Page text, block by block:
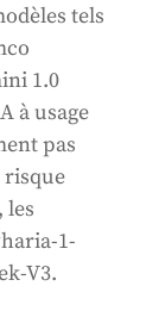
tels
1.0
à usage
pas
risque
les
1-
V3.